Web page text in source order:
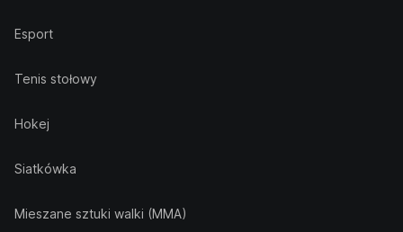
Esport
Tenis stołowy
Hokej
Siatkówka
Mieszane sztuki walki (MMA)